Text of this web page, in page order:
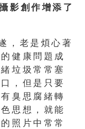
影創作增添了
，老是煩心著
健康問題成
垃圾常常塞
，但是只要
臭思腐緒轉
思想，就能
照片中常常